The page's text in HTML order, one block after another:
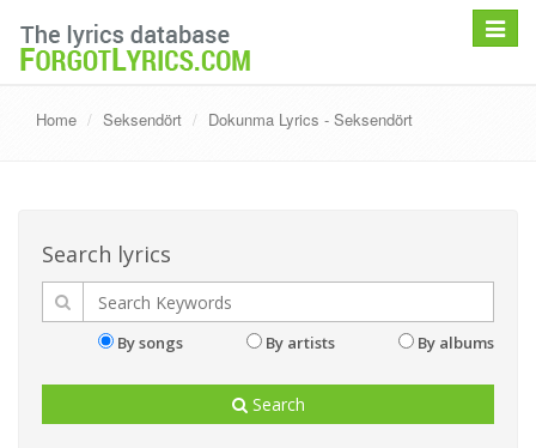
Toggle
Home Seksendört Dokunma Lyrics - Seksendört
Search lyrics
By songs By artists By albums
Search